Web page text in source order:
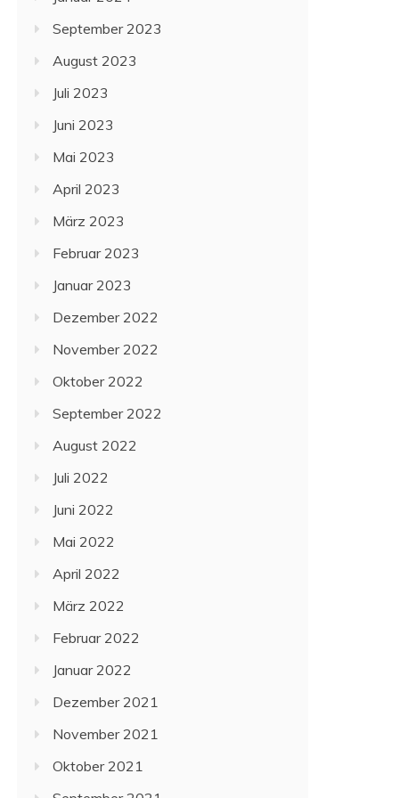
September 2023
August 2023
Juli 2023
Juni 2023
Mai 2023
April 2023
März 2023
Februar 2023
Januar 2023
Dezember 2022
November 2022
Oktober 2022
September 2022
August 2022
Juli 2022
Juni 2022
Mai 2022
April 2022
März 2022
Februar 2022
Januar 2022
Dezember 2021
November 2021
Oktober 2021